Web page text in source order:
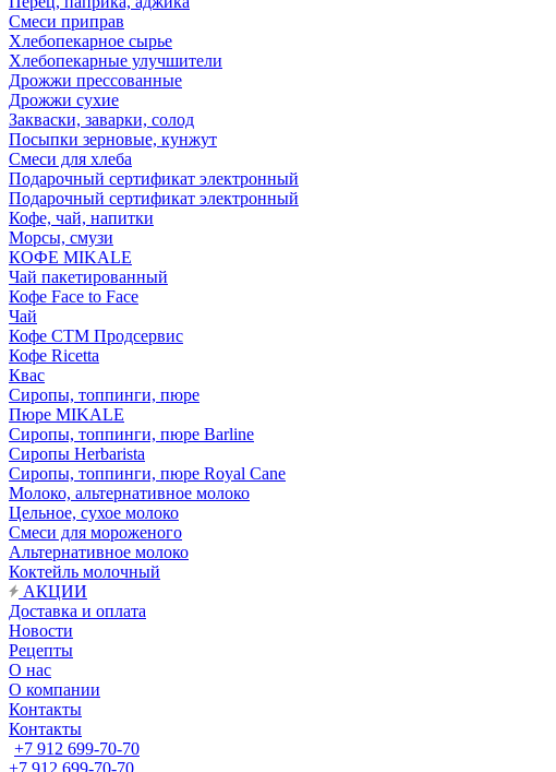
Смеси приправ
Хлебопекарное сырье
Хлебопекарные улучшители
Дрожжи прессованные
Дрожжи сухие
Закваски, заварки, солод
Посыпки зерновые, кунжут
Смеси для хлеба
Подарочный сертификат электронный
Подарочный сертификат электронный
Кофе, чай, напитки
Морсы, смузи
КОФЕ MIKALE
Чай пакетированный
Кофе Face to Face
Чай
Кофе СТМ Продсервис
Кофе Ricetta
Квас
Сиропы, топпинги, пюре
Пюре MIKALE
Сиропы, топпинги, пюре Barline
Сиропы Herbarista
Сиропы, топпинги, пюре Royal Cane
Молоко, альтернативное молоко
Цельное, сухое молоко
Смеси для мороженого
Альтернативное молоко
Коктейль молочный
АКЦИИ
Доставка и оплата
Новости
Рецепты
О нас
О компании
Контакты
Контакты
+7 912 699-70-70
+7 912 699-70-70